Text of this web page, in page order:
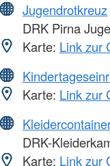
Jugendrotkreuz
DRK Pirna
Karte: Link zur
Karte: Link zur
DRK-
Karte: Link zur